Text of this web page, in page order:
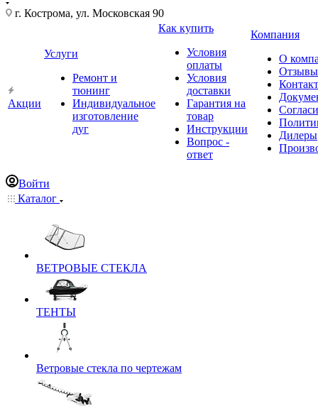
г. Кострома, ул. Московская 90
Акции
Услуги
Ремонт и
тюнинг
Индивидуальное
изготовление
дуг
Как купить
Условия
оплаты
Условия
доставки
Гарантия на
товар
Инструкции
Вопрос -
ответ
Компания
О
Отзывы
Дилеры
Войти
Каталог
ВЕТРОВЫЕ СТЕКЛА
ТЕНТЫ
Ветровые стекла по чертежам